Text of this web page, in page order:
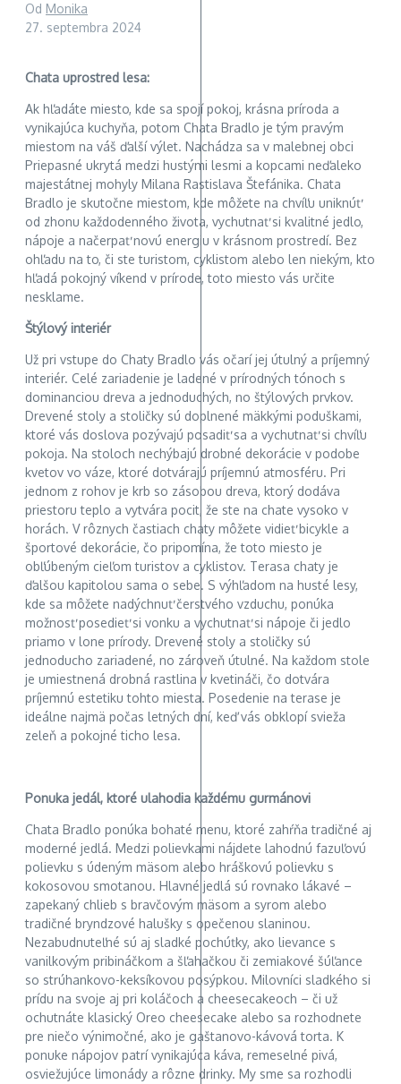
Od Monika
27. septembra 2024
Chata uprostred lesa:
Ak hľadáte miesto, kde sa spojí pokoj, krásna príroda a
vynikajúca kuchyňa, potom Chata Bradlo je tým pravým
miestom na váš ďalší výlet. Nachádza sa v malebnej obci
Priepasné ukrytá medzi hustými lesmi a kopcami neďaleko
majestátnej mohyly Milana Rastislava Štefánika. Chata
Bradlo je skutočne miestom, kde môžete na chvíľu uniknúť
od zhonu každodenného života, vychutnať si kvalitné jedlo,
nápoje a načerpať novú energiu v krásnom prostredí. Bez
ohľadu na to, či ste turistom, cyklistom alebo len niekým, kto
hľadá pokojný víkend v prírode, toto miesto vás určite
nesklame.
Štýlový interiér
Už pri vstupe do Chaty Bradlo vás očarí jej útulný a príjemný
interiér. Celé zariadenie je ladené v prírodných tónoch s
dominanciou dreva a jednoduchých, no štýlových prvkov.
Drevené stoly a stoličky sú doplnené mäkkými poduškami,
ktoré vás doslova pozývajú posadiť sa a vychutnať si chvíľu
pokoja. Na stoloch nechýbajú drobné dekorácie v podobe
kvetov vo váze, ktoré dotvárajú príjemnú atmosféru. Pri
jednom z rohov je krb so zásobou dreva, ktorý dodáva
priestoru teplo a vytvára pocit, že ste na chate vysoko v
horách. V rôznych častiach chaty môžete vidieť bicykle a
športové dekorácie, čo pripomína, že toto miesto je
obľúbeným cieľom turistov a cyklistov. Terasa chaty je
ďalšou kapitolou sama o sebe. S výhľadom na husté lesy,
kde sa môžete nadýchnuť čerstvého vzduchu, ponúka
možnosť posedieť si vonku a vychutnať si nápoje či jedlo
priamo v lone prírody. Drevené stoly a stoličky sú
jednoducho zariadené, no zároveň útulné. Na každom stole
je umiestnená drobná rastlina v kvetináči, čo dotvára
príjemnú estetiku tohto miesta. Posedenie na terase je
ideálne najmä počas letných dní, keď vás obklopí svieža
zeleň a pokojné ticho lesa.
Ponuka jedál, ktoré ulahodia každému gurmánovi
Chata Bradlo ponúka bohaté menu, ktoré zahŕňa tradičné aj
moderné jedlá. Medzi polievkami nájdete lahodnú fazuľovú
polievku s údeným mäsom alebo hráškovú polievku s
kokosovou smotanou. Hlavné jedlá sú rovnako lákavé –
zapekaný chlieb s bravčovým mäsom a syrom alebo
tradičné bryndzové halušky s opečenou slaninou.
Nezabudnuteľné sú aj sladké pochúťky, ako lievance s
vanilkovým pribináčkom a šľahačkou či zemiakové šúľance
so strúhankovo-keksíkovou posýpkou. Milovníci sladkého si
prídu na svoje aj pri koláčoch a cheesecakeoch – či už
ochutnáte klasický Oreo cheesecake alebo sa rozhodnete
pre niečo výnimočné, ako je gaštanovo-kávová torta. K
ponuke nápojov patrí vynikajúca káva, remeselné pivá,
osviežujúce limonády a rôzne drinky. My sme sa rozhodli